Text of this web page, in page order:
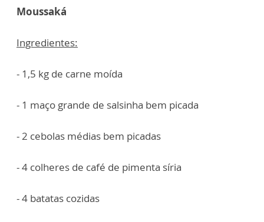
Moussaká
Ingredientes:
- 1,5 kg de carne moída
- 1 maço grande de salsinha bem picada
- 2 cebolas médias bem picadas
- 4 colheres de café de pimenta síria
- 4 batatas cozidas